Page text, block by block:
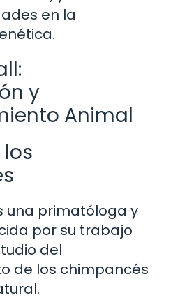
en la
y
Animal
una primatóloga y
por su trabajo
del
de los chimpancés